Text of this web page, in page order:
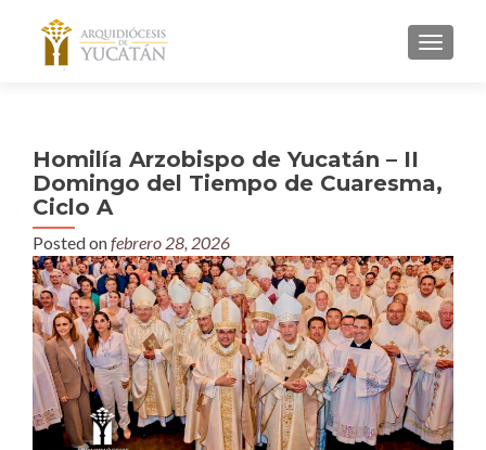
MENU
Homilía Arzobispo de Yucatán – II
Domingo del Tiempo de Cuaresma,
Ciclo A
Posted onfebrero 28, 2026